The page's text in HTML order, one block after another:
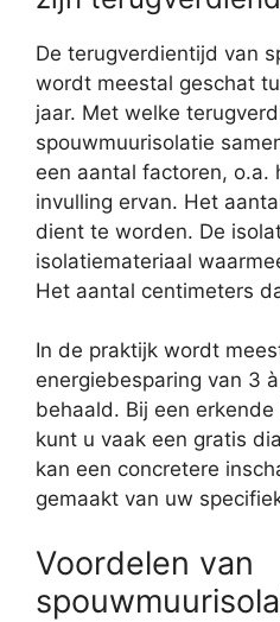
De terugverdientijd van
wordt meestal geschat
jaar. Met welke
spouwmuurisolatie
een aantal factoren, o.a.
invulling ervan. Het
dient te worden. De
isolatiemateriaal
Het aantal centimeters
In de praktijk wordt
energiebesparing van 3
behaald. Bij een
kunt u vaak een gratis
kan een concretere
gemaakt van uw
Voordelen van